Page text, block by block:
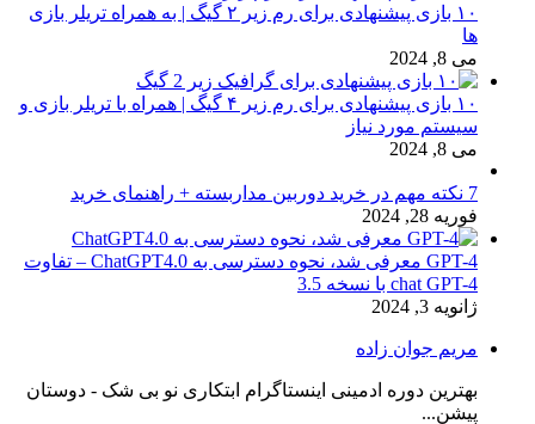
۱۰ بازی پیشنهادی برای رم زیر ۲ گیگ | به همراه تریلر بازی
ها
می 8, 2024
۱۰ بازی پیشنهادی برای رم زیر ۴ گیگ | همراه با تریلر بازی و
سیستم مورد نیاز
می 8, 2024
7 نکته مهم در خرید دوربین مداربسته + راهنمای خرید
فوریه 28, 2024
GPT-4 معرفی شد، نحوه دسترسی به ChatGPT4.0 – تفاوت
chat GPT-4 با نسخه 3.5
ژانویه 3, 2024
مریم جوان زاده
بهترین دوره ادمینی اینستاگرام ابتکاری نو بی شک - دوستان
پیشن...